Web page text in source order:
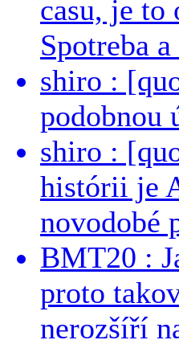
casu, je to
Spotreba
shiro :
podobnou
shiro :
histórii je
novodobé
BMT20 :
proto
nerozšíří